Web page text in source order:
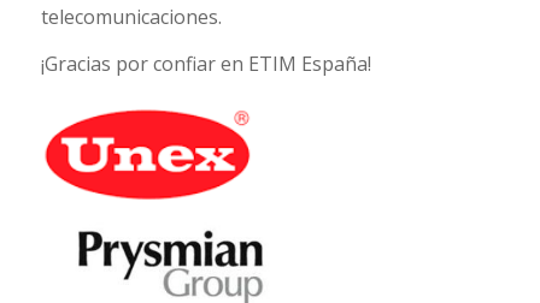
telecomunicaciones.
¡Gracias por confiar en ETIM España!